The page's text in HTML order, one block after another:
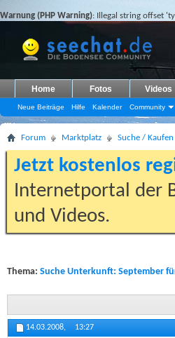
Warnung (PHP Warning): Illegal string offset
Home Fotos Videos
Neue Beiträge Hilfe Kalender Community
Forum Marktplatz Suche / Kaufen
Jetzt kostenlos
Internetportal der
und Videos.
Thema: Suche Unterkunft: September
14.03.2008, 13:27